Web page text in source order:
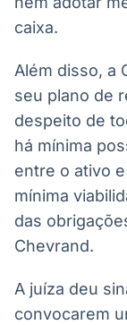
Soluções de
Tecnologia
caixa.
Além disso, a
seu plano de
despeito de
há mínima
entre o ativo
mínima
das
Chevrand.
A juíza deu
convocarem